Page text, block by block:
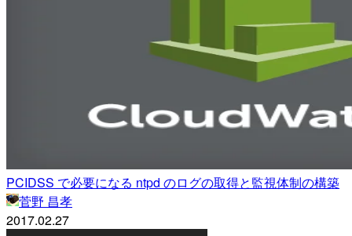
PCIDSS で必要になる ntpd のログの取得と監視体制の構築
菅野 昌孝
2017.02.27